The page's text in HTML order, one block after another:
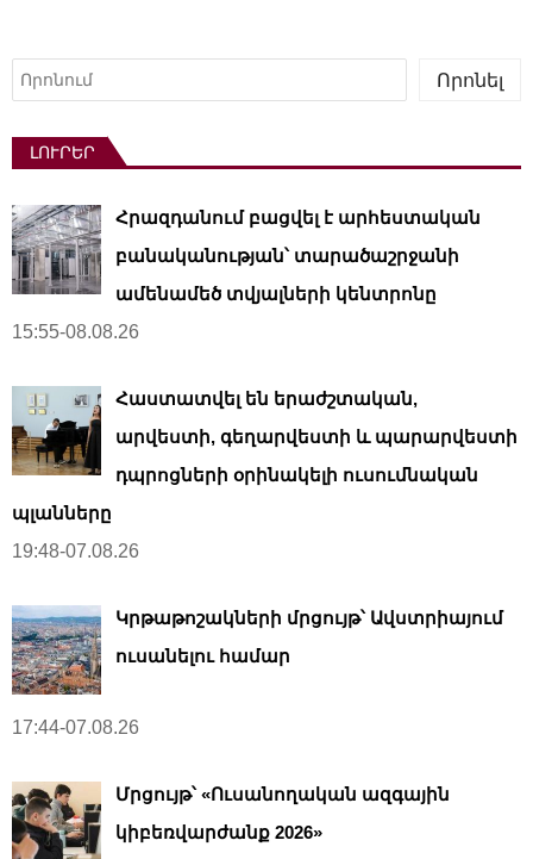
Որոնել
Որոնել
ԼՈՒՐԵՐ
Հրազդանում բացվել է արհեստական ​​
բանականության՝ տարածաշրջանի
ամենամեծ տվյալների կենտրոնը
15:55-08.08.26
Հաստատվել են երաժշտական,
արվեստի, գեղարվեստի և պարարվեստի
դպրոցների օրինակելի ուսումնական
պլանները
19:48-07.08.26
Կրթաթոշակների մրցույթ՝ Ավստրիայում
ուսանելու համար
17:44-07.08.26
Մրցույթ՝ «Ուսանողական ազգային
կիբեռվարժանք 2026»